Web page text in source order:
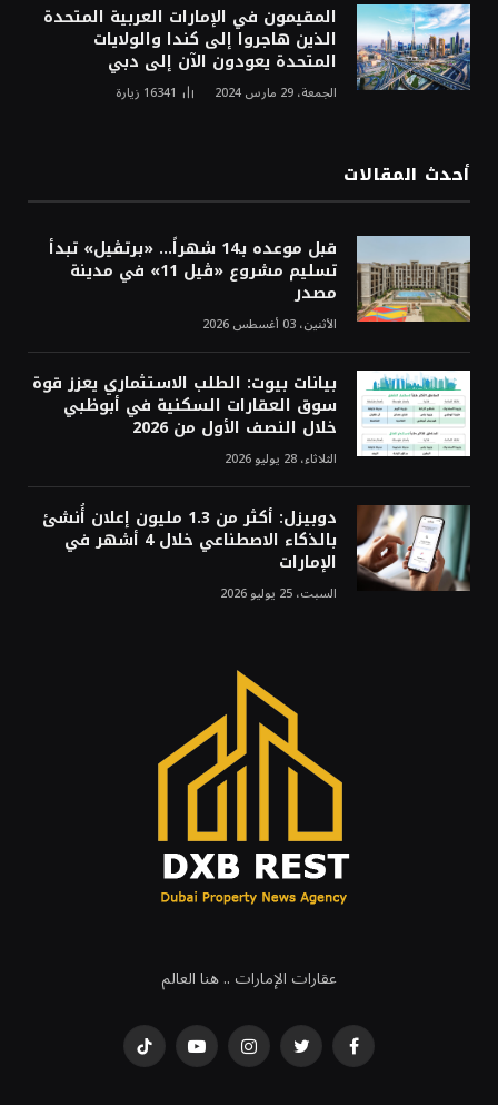
المقيمون في الإمارات العربية المتحدة
الذين هاجروا إلى كندا والولايات
المتحدة يعودون الآن إلى دبي
الجمعة، 29 مارس 2024 16341 زيارة
أحدث المقالات
قبل موعده بـ14 شهراً... «برتڤيل» تبدأ
تسليم مشروع «ڤيل 11» في مدينة
مصدر
الأثنين، 03 أغسطس 2026
بيانات بيوت: الطلب الاستثماري يعزز قوة
سوق العقارات السكنية في أبوظبي
خلال النصف الأول من 2026
الثلاثاء، 28 يوليو 2026
دوبيزل: أكثر من 1.3 مليون إعلان أُنشئ
بالذكاء الاصطناعي خلال 4 أشهر في
الإمارات
السبت، 25 يوليو 2026
عقارات الإمارات .. هنا العالم
فيسبوكتويتر انستغراميوتيوب تيكتوك